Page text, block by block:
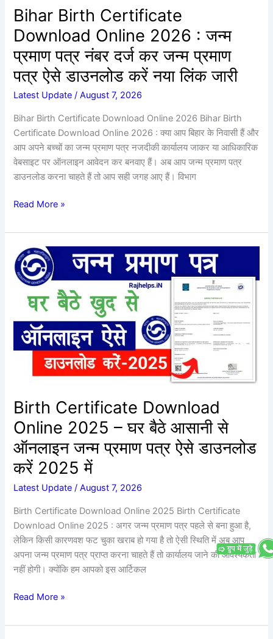
Bihar Birth Certificate
Download Online 2026 : जन्म
प्रमाण पत्र नंबर दर्ज कर जन्म प्रमाण
पत्र ऐसे डाउनलोड करें नया लिंक जारी
Latest Update /August 7, 2026
Bihar Birth Certificate Download Online 2026 Bihar Birth
Certificate Download Online 2026 : क्या आप बिहार के निवासी हैं और
आप अपने बच्चों का जन्म प्रमाण पत्र नजदीकी कार्यालय जाकर या आधिकारिक
वेबसाइट पर ऑनलाइन आवेदन कर बनवाए हैं। अब आप जन्म प्रमाण पत्र
डाउनलोड करना चाहते हैं तो आप सही जगह आए हैं। विभाग
नंबर
दर्ज
कर
जन्म
प्रमाण
पत्र
ऐसे
करें
नया
लिंक
जारी
Read More »
Birth Certificate Download
Online 2025 – घर बैठे आसानी से
ऑनलाइन जन्म प्रमाण पत्र ऐसे डाउनलोड
करें 2025 में
Latest Update /August 7, 2026
Birth Certificate Download Online 2025 Birth Certificate
Download Online 2025 : अगर जन्म प्रमाण पत्र पहले से बना हुआ है,
लेकिन किसी कारणवश फट चुका खराब हो गया है तो ऐसी स्थिति में अब आप
अपना जन्म प्रमाण पत्र प्राप्त करना चाहते हैं तो कार्यालय जाने की आवश्यकता
नहीं होगी। क्योंकि हम आपको इस आर्टिकल
Birth
Certificate
Download
Online
2025
घर
ऑनलाइन
जन्म
प्रमाण
पत्र
डाउनलोड
करें
में
Read More »